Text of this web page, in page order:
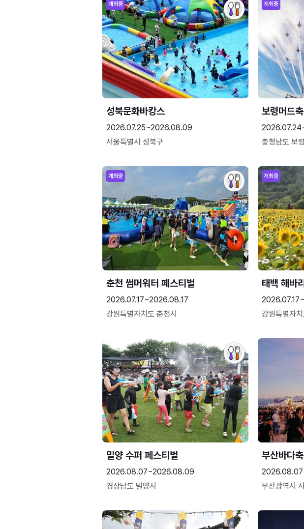
개최중
성북문화바캉스
2026.07.25~2026.08.09
서울특별시 성북구
개최중
보령머드축
충청남도 보
개최중
춘천 썸머워터 페스티벌
2026.07.17~2026.08.17
강원특별자치도 춘천시
개최중
태백 해바
강원특별자치
밀양 수퍼 페스티벌
2026.08.07~2026.08.09
경상남도 밀양시
부산바다축
부산광역시